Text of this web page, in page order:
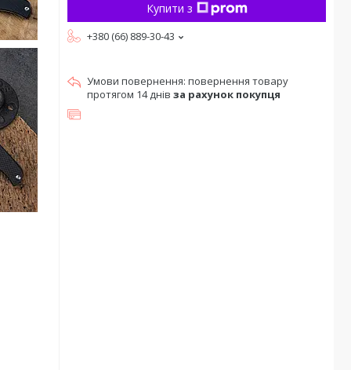
Купити з
+380 (66) 889-30-43
повернення товару
протягом 14 днів за рахунок покупця